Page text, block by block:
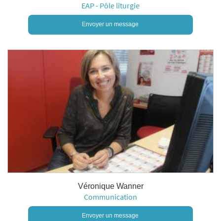
EAP - Pôle liturgie
Envoyer un message
Véronique Wanner
Communication
Envoyer un message